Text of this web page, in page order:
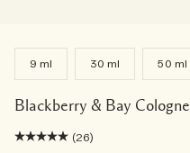
9 ml 30 ml 50 ml
Blackberry & Bay Cologne
(26)